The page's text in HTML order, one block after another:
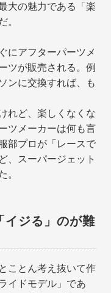
大の魅力である「楽
。
にアフターパーツメ
ツが販売される。例
ンに交換すれば、も
れど、楽しくなくな
ツメーカーは何も言
部プロが「レースで
、スーパージェット
。
イジる」のが難
ことん考え抜いて作
イドモデル」であ